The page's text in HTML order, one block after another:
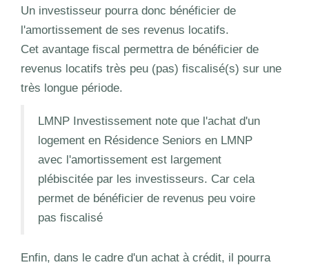
Un investisseur pourra donc bénéficier de
l'amortissement de ses revenus locatifs.
Cet avantage fiscal permettra de bénéficier de
revenus locatifs très peu (pas) fiscalisé(s) sur une
très longue période.
LMNP Investissement note que l'achat d'un
logement en Résidence Seniors en LMNP
avec l'amortissement est largement
plébiscitée par les investisseurs. Car cela
permet de bénéficier de revenus peu voire
pas fiscalisé
Enfin, dans le cadre d'un achat à crédit, il pourra